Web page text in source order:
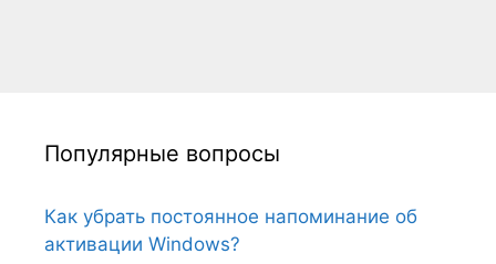
Популярные вопросы
Как убрать постоянное напоминание об
активации Windows?